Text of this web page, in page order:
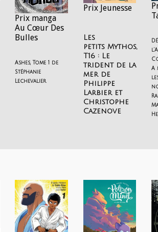
Prix manga
Au Cœur Des
Bulles
Ashes, Tome 1 de
Stéphanie
Lechevalier
Prix Jeunesse
Les
petits Mythos,
T16 : Le
trident de la
mer de
Philippe
Larbier et
Christophe
Cazenove
A